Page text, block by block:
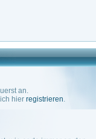
an.
hier registrieren.